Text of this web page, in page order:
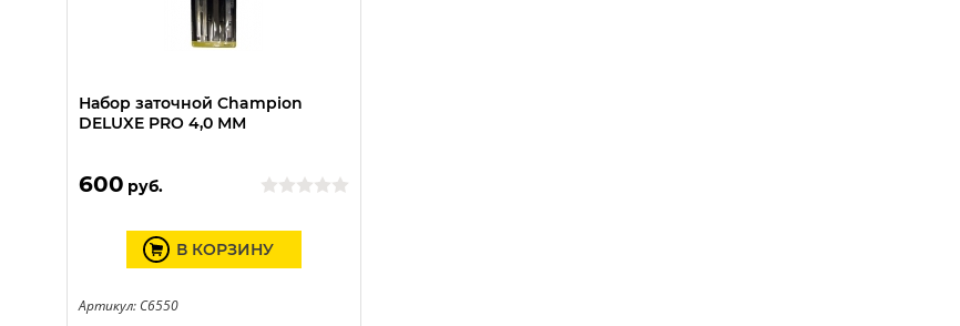
Набор заточной Champion
DELUXE PRO 4,0 ММ
600 руб.
В КОРЗИНУ
Артикул: C6550